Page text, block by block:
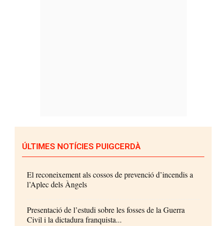
ÚLTIMES NOTÍCIES PUIGCERDÀ
El reconeixement als cossos de prevenció d’incendis a
l’Aplec dels Àngels
Presentació de l’estudi sobre les fosses de la Guerra
Civil i la dictadura franquista...